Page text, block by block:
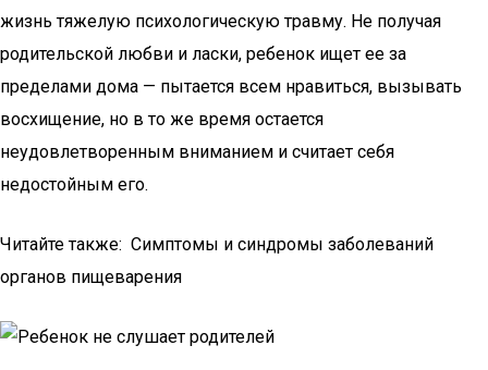
жизнь тяжелую психологическую травму. Не получая
родительской любви и ласки, ребенок ищет ее за
пределами дома — пытается всем нравиться, вызывать
восхищение, но в то же время остается
неудовлетворенным вниманием и считает себя
недостойным его.
Читайте также: Симптомы и синдромы заболеваний
органов пищеварения